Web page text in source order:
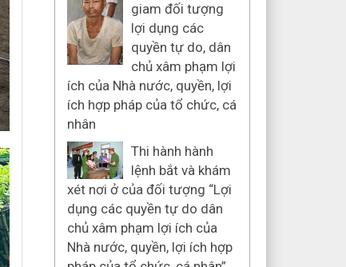
giam đối tượng
lợi dụng các
quyền tự do, dân
chủ xâm phạm lợi
ích của Nhà nước, quyền, lợi
ích hợp pháp của tổ chức, cá
nhân
Thi hành hành
lệnh bắt và khám
xét nơi ở của đối tượng “Lợi
dụng các quyền tự do dân
chủ xâm phạm lợi ích của
Nhà nước, quyền, lợi ích hợp